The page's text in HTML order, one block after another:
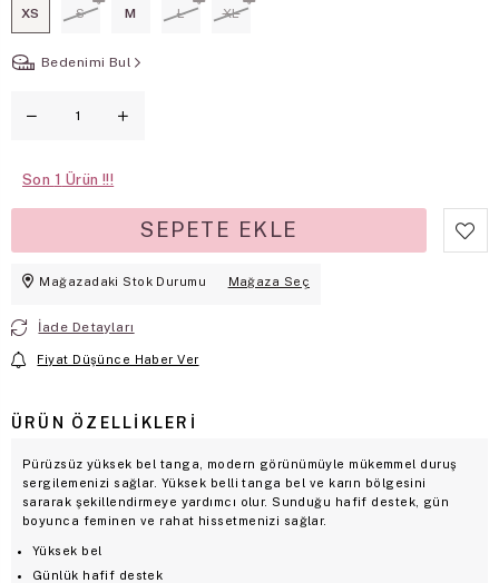
XS S M L XL
Bedenimi Bul
Son 1
Mağazadaki Stok Durumu Mağaza Seç
İade Detayları
Fiyat Düşünce Haber Ver
ÜRÜN ÖZELLIKLERI
Pürüzsüz yüksek bel tanga, modern görünümüyle mükemmel duruş
sergilemenizi sağlar. Yüksek belli tanga bel ve karın bölgesini
sararak şekillendirmeye yardımcı olur. Sunduğu hafif destek, gün
boyunca feminen ve rahat hissetmenizi sağlar.
Yüksek bel
Günlük hafif destek